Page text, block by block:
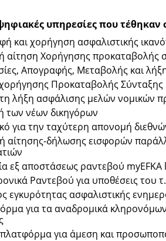
υπηρεσίες που τέθηκαν
και χορήγηση ασφαλιστικής
αίτηση Χορήγησης προκαταβολής
Απογραφής, Μεταβολής και
Προκαταβολής Σύνταξης
λήξη ασφάλισης μελών νομικών
των νέων δικηγόρων
για την ταχύτερη απονομή
αίτησης-δήλωσης εισφορών
εξ αποστάσεως ραντεβού myEFKA
Ραντεβού για υποθέσεις του
εγκυρότητας ασφαλιστικής
για τα αναδρομικά
πλατφόρμα για άμεση και